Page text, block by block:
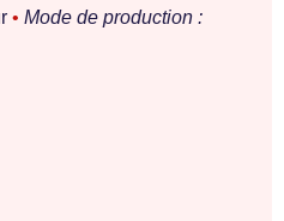
• Mode de production :